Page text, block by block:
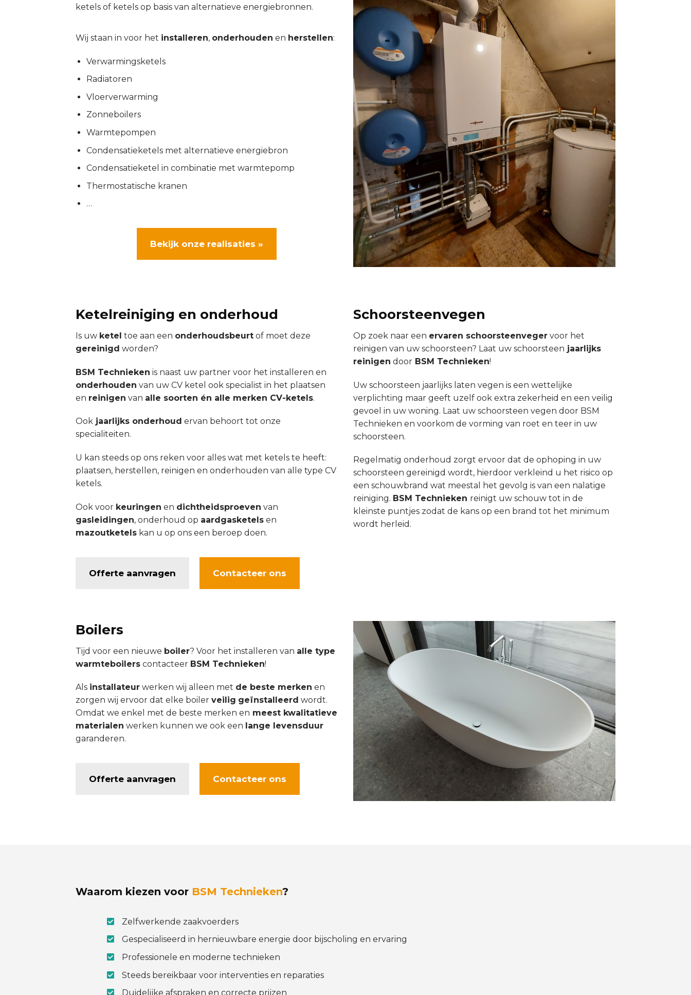
ketels of ketels op basis van alternatieve energiebronnen.
Wij staan in voor het installeren, onderhouden en herstellen:
Verwarmingsketels
Radiatoren
Vloerverwarming
Zonneboilers
Warmtepompen
Condensatieketels met alternatieve energiebron
Condensatieketel in combinatie met warmtepomp
Thermostatische kranen
…
Bekijk onze realisaties »
Ketelreiniging en onderhoud
Is uw ketel toe aan een onderhoudsbeurt of moet deze
gereinigd worden?
BSM Technieken is naast uw partner voor het installeren en
onderhouden van uw CV ketel ook specialist in het plaatsen
en reinigen van alle soorten én alle merken CV-ketels.
Ook jaarlijks onderhoud ervan behoort tot onze
specialiteiten.
U kan steeds op ons reken voor alles wat met ketels te heeft:
plaatsen, herstellen, reinigen en onderhouden van alle type CV
ketels.
Ook voor keuringen en dichtheidsproeven van
gasleidingen, onderhoud op aardgasketels en
mazoutketels kan u op ons een beroep doen.
Schoorsteenvegen
Op zoek naar een ervaren schoorsteenveger voor het
reinigen van uw schoorsteen? Laat uw schoorsteen jaarlijks
reinigen door BSM Technieken!
Uw schoorsteen jaarlijks laten vegen is een wettelijke
verplichting maar geeft uzelf ook extra zekerheid en een veilig
gevoel in uw woning. Laat uw schoorsteen vegen door BSM
Technieken en voorkom de vorming van roet en teer in uw
schoorsteen.
Regelmatig onderhoud zorgt ervoor dat de ophoping in uw
schoorsteen gereinigd wordt, hierdoor verkleind u het risico op
een schouwbrand wat meestal het gevolg is van een nalatige
reiniging. BSM Technieken reinigt uw schouw tot in de
kleinste puntjes zodat de kans op een brand tot het minimum
wordt herleid.
Offerte aanvragen Contacteer ons
Boilers
Tijd voor een nieuwe boiler? Voor het installeren van alle type
warmteboilers contacteer BSM Technieken!
Als installateur werken wij alleen met de beste merken en
zorgen wij ervoor dat elke boiler veilig geïnstalleerd wordt.
Omdat we enkel met de beste merken en meest kwalitatieve
materialen werken kunnen we ook een lange levensduur
garanderen.
Offerte aanvragen Contacteer ons
Waarom kiezen voor BSM Technieken?
Zelfwerkende zaakvoerders
Gespecialiseerd in hernieuwbare energie door bijscholing en ervaring
Professionele en moderne technieken
Steeds bereikbaar voor interventies en reparaties
Duidelijke afspraken en correcte prijzen